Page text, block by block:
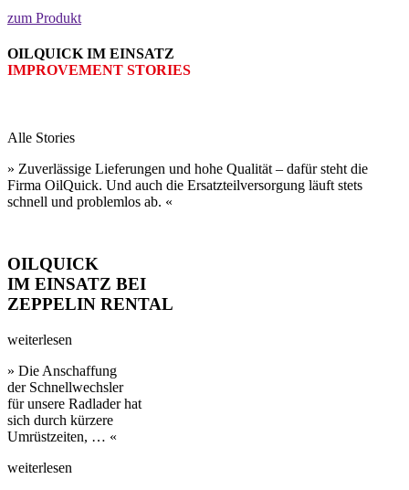
zum Produkt
OILQUICK IM EINSATZ
IMPROVEMENT STORIES
Alle Stories
» Zuverlässige Lieferungen und hohe Qualität – dafür steht die
Firma OilQuick. Und auch die Ersatzteil­versorgung läuft stets
schnell und problem­los ab. «
OILQUICK
IM EINSATZ BEI
ZEPPELIN RENTAL
weiterlesen
» Die Anschaffung
der Schnell­wechsler
für unsere Rad­lader hat
sich durch kürzere
Umrüst­zeiten, … «
weiterlesen